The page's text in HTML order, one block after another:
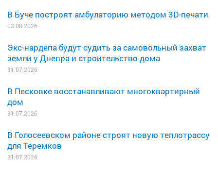
В Буче построят амбулаторию методом 3D-печати
03.08.2026
Экс-нардепа будут судить за самовольный захват
земли у Днепра и строительство дома
31.07.2026
В Песковке восстанавливают многоквартирный
дом
31.07.2026
В Голосеевском районе строят новую теплотрассу
для Теремков
31.07.2026